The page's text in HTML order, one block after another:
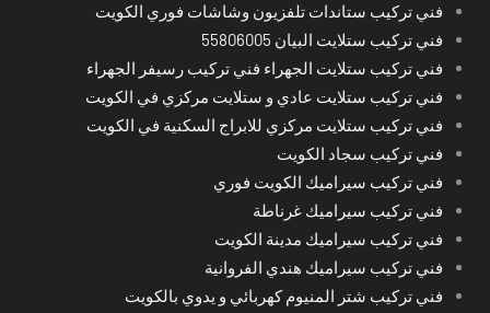
فني تركيب ستاندات تلفزيون وشاشات فوري الكويت
فني تركيب ستلايت البيان 55806005
فني تركيب ستلايت الجهراء فني تركيب رسيفر الجهراء
فني تركيب ستلايت عادي و ستلايت مركزي في الكويت
فني تركيب ستلايت مركزي للابراج السكنية في الكويت
فني تركيب سجاد الكويت
فني تركيب سيراميك الكويت فوري
فني تركيب سيراميك غرناطة
فني تركيب سيراميك مدينة الكويت
فني تركيب سيراميك هندي الفروانية
فني تركيب شتر المنيوم كهربائي و يدوي بالكويت